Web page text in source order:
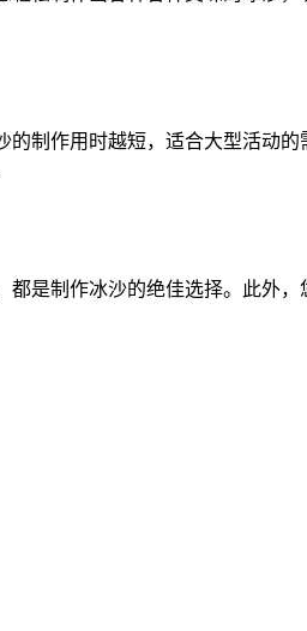
制作用时越短，适合大型活动
是制作冰沙的绝佳选择。此外